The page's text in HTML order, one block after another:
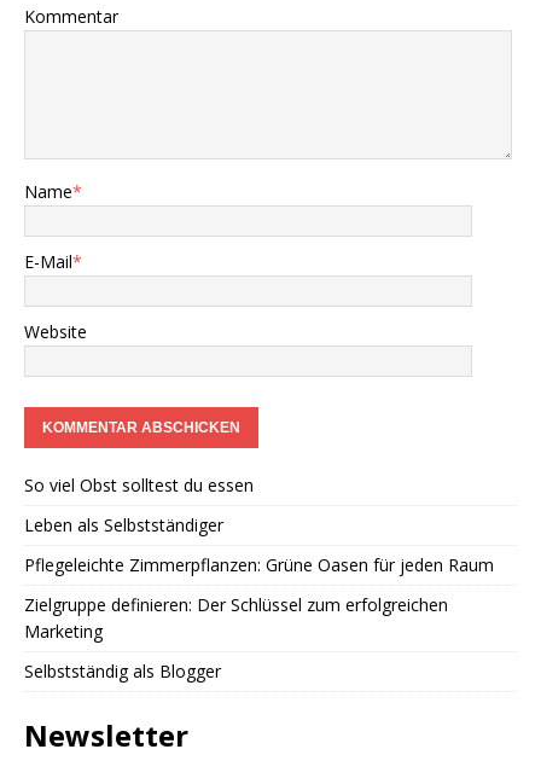
Kommentar
Name*
E-Mail*
Website
So viel Obst solltest du essen
Leben als Selbstständiger
Pflegeleichte Zimmerpflanzen: Grüne Oasen für jeden Raum
Zielgruppe definieren: Der Schlüssel zum erfolgreichen
Marketing
Selbstständig als Blogger
Newsletter